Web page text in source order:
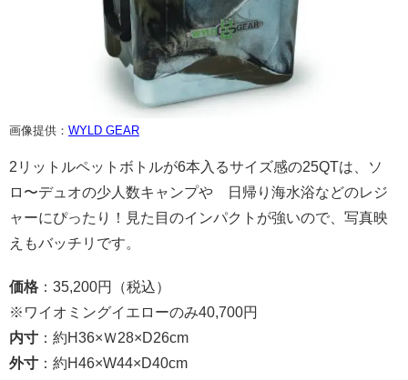
画像提供： WYLD GEAR
2リットルペットボトルが6本入るサイズ感の25QTは、ソ
ロ〜デュオの少人数キャンプや 日帰り海水浴などのレジ
ャーにぴったり！見た目のインパクトが強いので、写真映
えもバッチリです。
価格 ：35,200円（税込）
※ワイオミングイエローのみ40,700円
内寸 ：約H36×Ｗ28×D26cm
外寸 ：約H46×W44×D40cm